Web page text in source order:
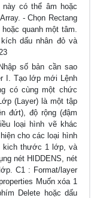
này có thể âm hoặc
- Chọn Rectang
quanh một tâm.
dấu nhân đỏ và
số bản cần sao
I. Tạo lớp mới Lệnh
có cùng một chức
(Layer) là một tập
đứt), độ rộng (đậm
loại hình vẽ khác
cho các loại hình
kich thước 1 lớp, và
nét HIDDENS, nét
C1 : Format/layer
Muốn xóa 1
Delete hoặc dấu